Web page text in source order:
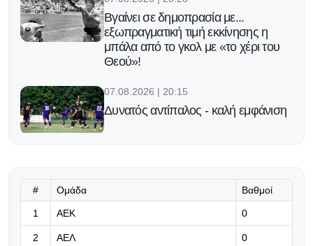
Βγαίνει σε δημοπρασία με...
εξωπραγματική τιμή εκκίνησης η
μπάλα από το γκολ με «το χέρι του
Θεού»!
07.08.2026 | 20:15
Δυνατός αντίπαλος - καλή εμφάνιση
πως ο Ντιόγο Ζότα θα είναι πάντοτε
κοντά της...
# Ομάδα Βαθμοί
1 ΑΕΚ 0
2 ΑΕΛ 0